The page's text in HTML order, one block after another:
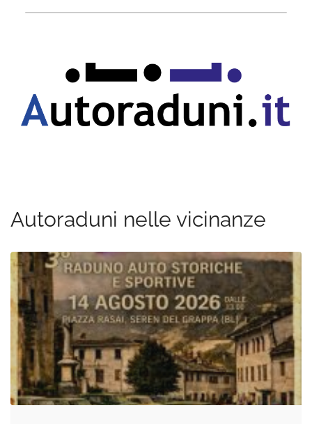
Autoraduni nelle vicinanze